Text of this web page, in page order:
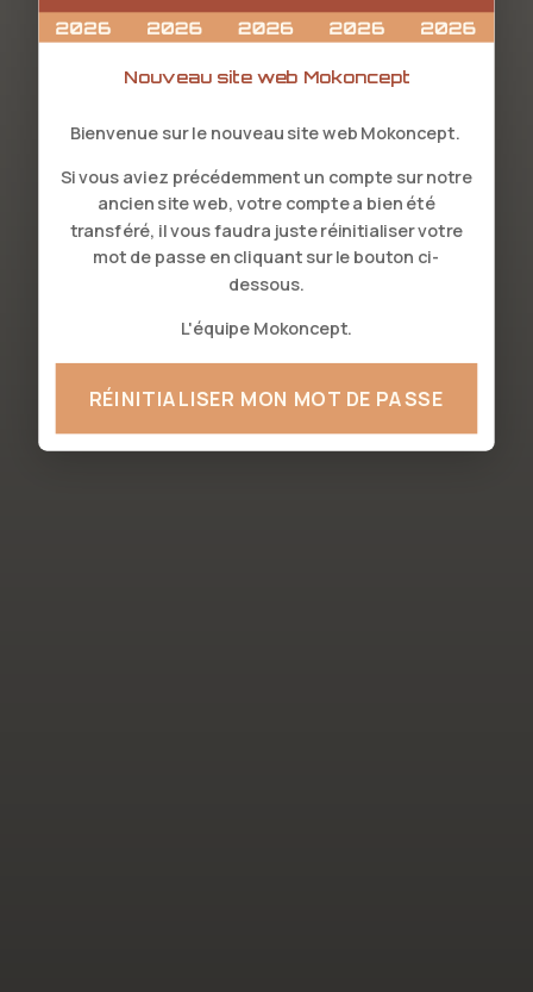
Nouveau site web Mokoncept
Bienvenue sur le nouveau site web Mokoncept.
Si vous aviez précédemment un compte sur notre
ancien site web, votre compte a bien été
transféré, il vous faudra juste réinitialiser votre
mot de passe en cliquant sur le bouton ci-
dessous.
L'équipe Mokoncept.
RÉINITIALISER MON MOT DE PASSE